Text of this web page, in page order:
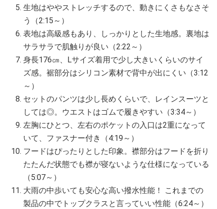
生地はややストレッチするので、動きにくさもなさそ
う（2:15～）
表地は高級感もあり、しっかりとした生地感。裏地は
サラサラで肌触りが良い（2:22～）
身長176㎝、Lサイズ着用で少し大きいくらいのサイ
ズ感。裾部分はシリコン素材で背中が出にくい（3:12
～）
セットのパンツは少し長めくらいで、レインスーツと
しては◎。ウエストはゴムで履きやすい（3:34～）
左胸にひとつ、左右のポケットの入口は2重になって
いて、ファスナー付き（4:19～）
フードはぴったりとした印象。襟部分はフードを折り
たたんだ状態でも襟が寝ないような仕様になっている
（5:07～）
大雨の中歩いても安心な高い撥水性能！ これまでの
製品の中でトップクラスと言っていい性能（6:24～）